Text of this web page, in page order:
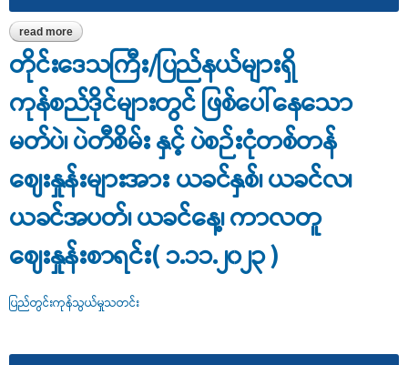
read more about တိုင်းဒေသကြီး/ပြည်နယ်များ၏ စပါးဆန်ဈေးနှုန်းများအား ယခင်
နှစ်၊ ယခင်လ၊ ယနေ့ ကာလတူ နှိုင်းယှဉ်ပြုစုတင်ပြခြင်း( ၁.၁၁.၂၀၂၃ )
တိုင်းဒေသကြီး/ပြည်နယ်များရှိ
ကုန်စည်ဒိုင်များတွင် ဖြစ်ပေါ်နေသော
မတ်ပဲ၊ ပဲတီစိမ်း နှင့် ပဲစဉ်းငုံတစ်တန်
ဈေးနှုန်းများအား ယခင်နှစ်၊ ယခင်လ၊
ယခင်အပတ်၊ ယခင်နေ့၊ ကာလတူ
ဈေးနှုန်းစာရင်း( ၁.၁၁.၂၀၂၃ )
ပြည်တွင်းကုန်သွယ်မှုသတင်း